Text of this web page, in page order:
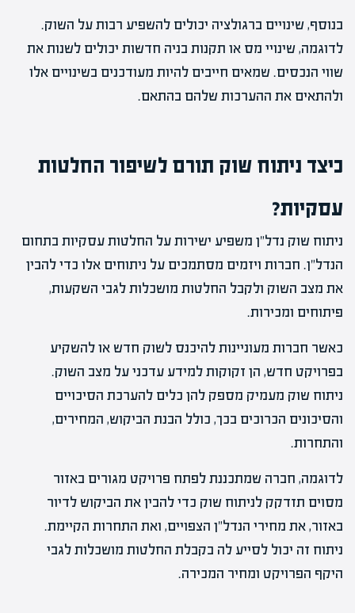
בנוסף, שינויים ברגולציה יכולים להשפיע רבות על השוק.
לדוגמה, שינויי מס או תקנות בניה חדשות יכולים לשנות את
שווי הנכסים. שמאים חייבים להיות מעודכנים בשינויים אלו
ולהתאים את ההערכות שלהם בהתאם.
כיצד ניתוח שוק תורם לשיפור החלטות
עסקיות?
ניתוח שוק נדל"ן משפיע ישירות על החלטות עסקיות בתחום
הנדל"ן. חברות ויזמים מסתמכים על ניתוחים אלו כדי להבין
את מצב השוק ולקבל החלטות מושכלות לגבי השקעות,
פיתוחים ומכירות.
כאשר חברות מעוניינות להיכנס לשוק חדש או להשקיע
בפרויקט חדש, הן זקוקות למידע עדכני על מצב השוק.
ניתוח שוק מעמיק מספק להן כלים להערכת הסיכויים
והסיכונים הכרוכים בכך, כולל הבנת הביקוש, המחירים,
והתחרות.
לדוגמה, חברה שמתכננת לפתח פרויקט מגורים באזור
מסוים תזדקק לניתוח שוק כדי להבין את הביקוש לדיור
באזור, את מחירי הנדל"ן הצפויים, ואת התחרות הקיימת.
ניתוח זה יכול לסייע לה בקבלת החלטות מושכלות לגבי
היקף הפרויקט ומחיר המכירה.